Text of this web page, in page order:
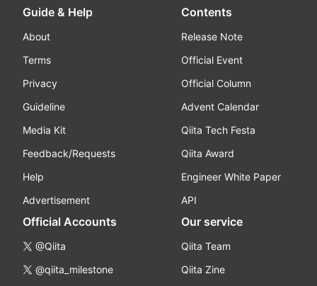
Guide & Help
About
Terms
Privacy
Guideline
Media Kit
Feedback/Requests
Help
Advertisement
Contents
Release Note
Official Event
Official Column
Advent Calendar
Qiita Tech Festa
Qiita Award
Engineer White Paper
API
Official Accounts
@Qiita
@qiita_milestone
Our service
Qiita Team
Qiita Zine